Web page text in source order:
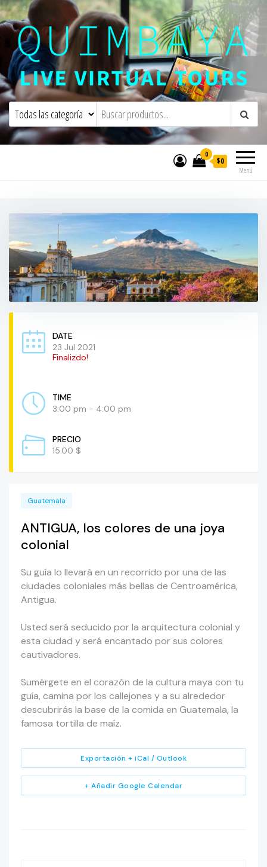
Quimbaya Virtual ToursLive Interactive Virtual Tours and
Menú
0
$0
DATE
23 Jul 2021
Finalizdo!
TIME
3:00 pm - 4:00 pm
PRECIO
15.00 $
Guatemala
ANTIGUA, los colores de una joya
colonial
Su guía lo llevará en un recorrido por una de las
ciudades coloniales más bellas de Centroamérica,
Antigua.
Usted será seducido por la arquitectura colonial y
esta ciudad y será encantado por sus colores
cautivadores.
Sumérgete en el corazón de la cultura maya con tu
guía, camina por los callejones y a su alrededor
descubrirás la base de la comida en Guatemala, la
famosa tortilla de maíz.
+ Añadir Google Calendar
Exportación + iCal / Outlook